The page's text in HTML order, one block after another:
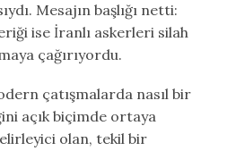
Mesajın başlığı netti:
ise İranlı askerleri silah
çağırıyordu.
çatışmalarda nasıl bir
açık biçimde ortaya
olan, tekil bir